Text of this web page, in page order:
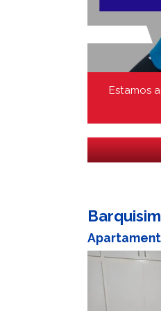
Estamos